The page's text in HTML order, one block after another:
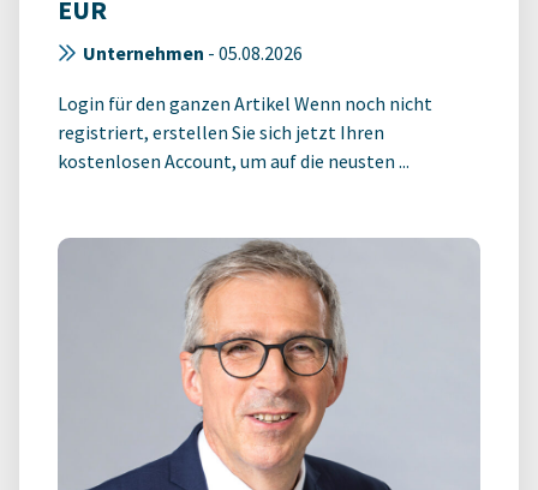
EUR
Unternehmen - 05.08.2026
Login für den ganzen Artikel Wenn noch nicht
registriert, erstellen Sie sich jetzt Ihren
kostenlosen Account, um auf die neusten ...